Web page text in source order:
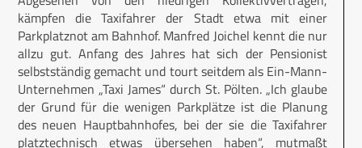
kämpfen die Taxifahrer der Stadt etwa mit einer
Parkplatznot am Bahnhof. Manfred Joichel kennt die nur
allzu gut. Anfang des Jahres hat sich der Pensionist
selbstständig gemacht und tourt seitdem als Ein-Mann-
Unternehmen „Taxi James“ durch St. Pölten. „Ich glaube
der Grund für die wenigen Parkplätze ist die Planung
des neuen Hauptbahnhofes, bei der sie die Taxifahrer
platztechnisch etwas übersehen haben“, mutmaßt